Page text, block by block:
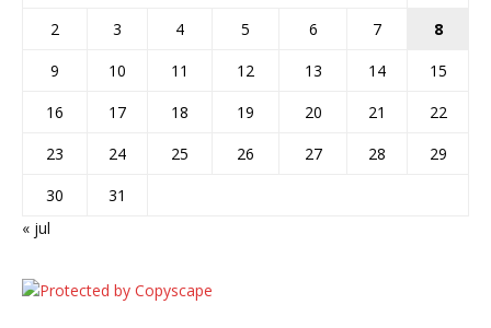
2
3 4 5 6 7
8
9
10 11 12 13 14
15
16
17 18 19 20 21
22
23
24 25 26 27 28
29
30
31
« jul